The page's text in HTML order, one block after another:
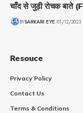
चाँद से जुड़ी रोचक
BYSARKARI EYE 01/12/2023
Resouce
Privacy Policy
Contact Us
Terms & Conditions